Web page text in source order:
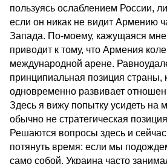
пользуясь ослаблением России,
если он никак не видит Армению
Запада. По-моему, кажущаяся мне
приводит к тому, что Армения
международной арене.
принципиальная позиция страны,
одновременно развивает
Здесь я вижу попытку усидеть на
обычно не стратегическая
Решаются вопросы здесь и
потянуть время: если мы
само собой. Украина часто